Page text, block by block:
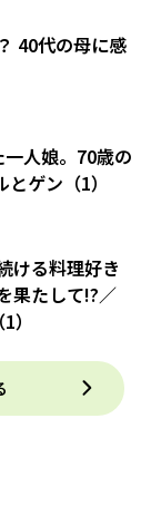
40代の母に感
人娘。70歳の
ゲン（1）
ける料理好き
果たして!?／